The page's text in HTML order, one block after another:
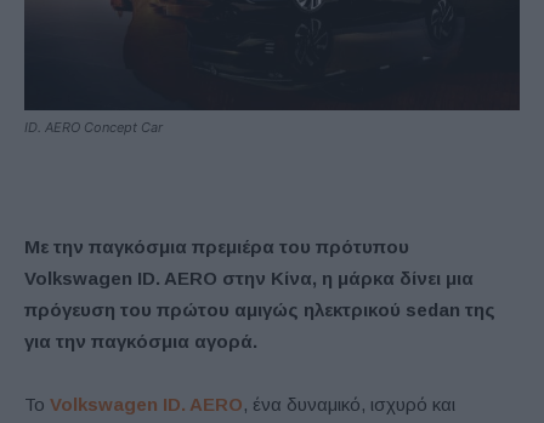
ID. AERO Concept Car
Με την παγκόσμια πρεμιέρα του πρότυπου
Volkswagen ID. AERO στην Κίνα, η μάρκα δίνει μια
πρόγευση του πρώτου αμιγώς ηλεκτρικού sedan της
για την παγκόσμια αγορά.
Το Volkswagen ID. AERO, ένα δυναμικό, ισχυρό και